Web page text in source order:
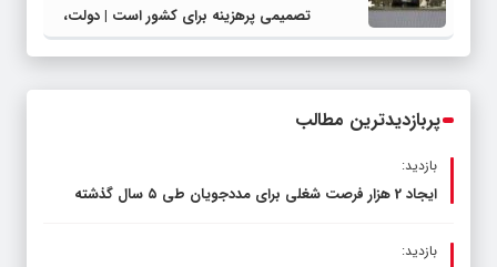
تصمیمی پرهزینه برای کشور است | دولت،
قاچاق سوخت و عوامل اصلی ناترازی را
پربازدیدترین مطالب
بازدید:
ایجاد 2 هزار فرصت شغلی برای مددجویان طی ۵ سال گذشته
بازدید: